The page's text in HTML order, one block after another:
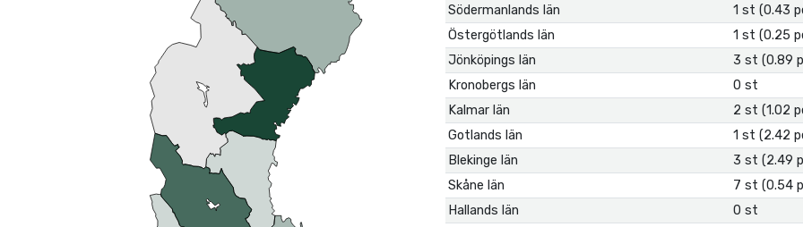
Södermanlands län
1 st (0.43
Östergötlands län
1 st (0.25
Jönköpings län
3 st (0.89
Kronobergs län
0 st
Kalmar län
2 st (1.02
Gotlands län
1 st (2.42
Blekinge län
3 st (2.49
Skåne län
7 st (0.54
Hallands län
0 st